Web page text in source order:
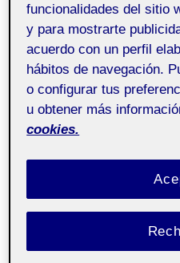
Diseño centrado en
las personas aula 1
Para la elaboración de esta
estudio de la actividad
enfocada en el momento en
central.
En sucesión con las demás
en tratar de solventar
desarrollo de la actividad
deberá escoger un
funcionalidades del sitio
y para mostrarte
acuerdo con un perfil
hábitos de navegación.
o configurar tus
u obtener más
cookies.